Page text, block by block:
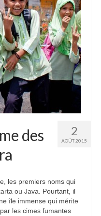
2
AOÛT 2015
des
les premiers noms qui
ou Java. Pourtant, il
île immense qui mérite
les cimes fumantes